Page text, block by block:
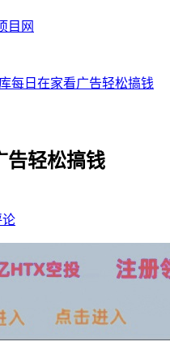
目网
每日在家看广告轻松搞钱
告轻松搞钱
论